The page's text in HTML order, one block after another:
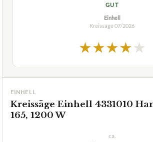
GUT
Einhell
Kreissäge 07/2026
★★★★★
EINHELL
Kreissäge Einhell 4331010
165, 1200 W
ca.